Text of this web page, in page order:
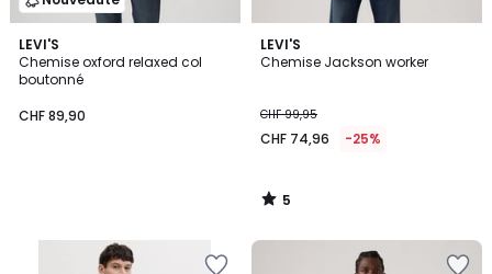
LEVI'S
Chemise oxford relaxed col
boutonné
CHF 89,90
LEVI'S
Chemise Jackson worker
CHF 99,95
CHF 74,96 -25%
5
/
5
/